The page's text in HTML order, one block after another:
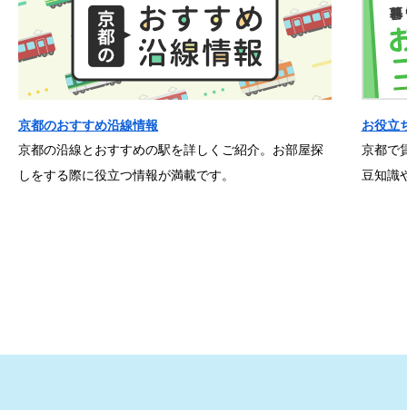
京都のおすすめ沿線情報
京都の沿線とおすすめの駅を詳しくご紹介。お部屋探
しをする際に役立つ情報が満載です。
お役立
京都で
豆知識